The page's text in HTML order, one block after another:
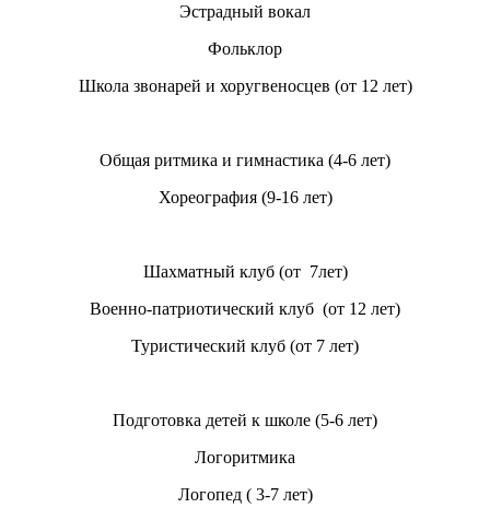
Эстрадный вокал
Фольклор
Школа звонарей и хоругвеносцев (от 12 лет)
Общая ритмика и гимнастика (4-6 лет)
Хореография (9-16 лет)
Шахматный клуб (от 7лет)
Военно-патриотический клуб (от 12 лет)
Туристический клуб (от 7 лет)
Подготовка детей к школе (5-6 лет)
Логоритмика
Логопед ( 3-7 лет)